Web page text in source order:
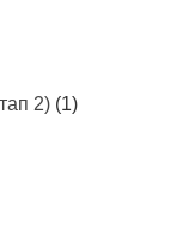
2)(1)